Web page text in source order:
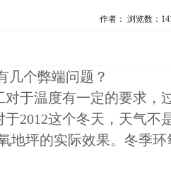
作者： 浏览数：
几个弊端问题？
对于温度有一定的要求，
2012这个冬天，天气不
地坪的实际效果。冬季环